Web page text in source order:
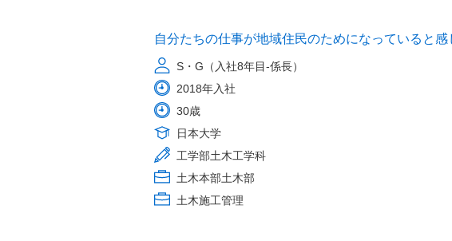
自分たちの仕事が地域住民のためになっていると感
S・G（入社8年目-係長）
2018年入社
30歳
日本大学
工学部土木工学科
土木本部土木部
土木施工管理